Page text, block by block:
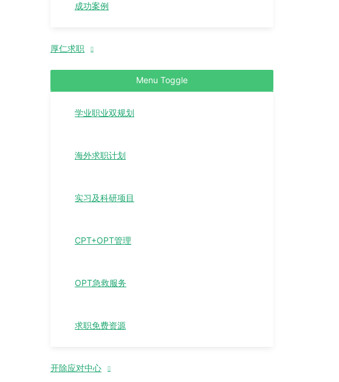
成功案例
厚仁求职
Menu Toggle
学业职业双规划
海外求职计划
实习及科研项目
CPT+OPT管理
OPT急救服务
求职免费资源
开除应对中心